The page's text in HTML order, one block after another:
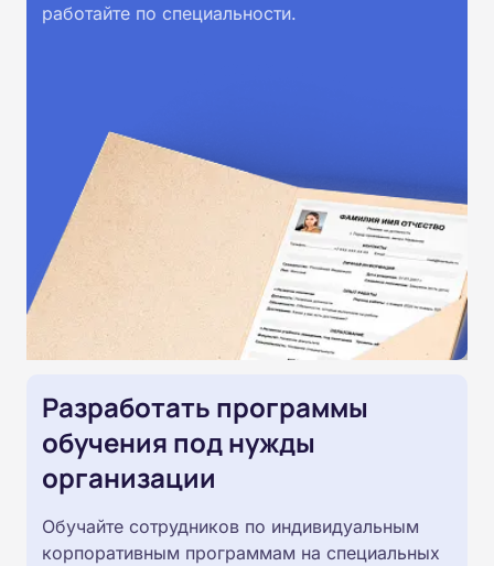
работайте по специальности.
Разработать программы
обучения под нужды
организации
Обучайте сотрудников по индивидуальным
корпоративным программам на специальных